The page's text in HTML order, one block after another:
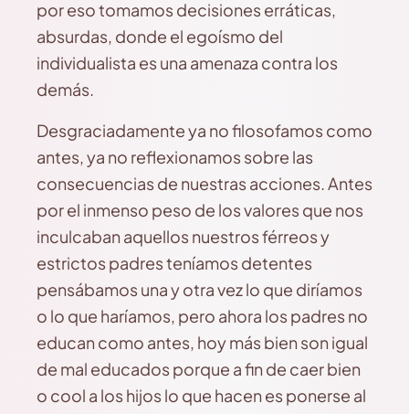
por eso tomamos decisiones erráticas,
absurdas, donde el egoísmo del
individualista es una amenaza contra los
demás.
Desgraciadamente ya no filosofamos como
antes, ya no reflexionamos sobre las
consecuencias de nuestras acciones. Antes
por el inmenso peso de los valores que nos
inculcaban aquellos nuestros férreos y
estrictos padres teníamos detentes
pensábamos una y otra vez lo que diríamos
o lo que haríamos, pero ahora los padres no
educan como antes, hoy más bien son igual
de mal educados porque a fin de caer bien
o cool a los hijos lo que hacen es ponerse al